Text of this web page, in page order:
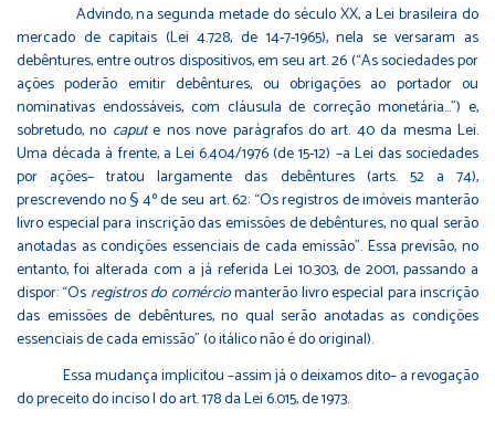
Advindo, na segunda metade do século XX, a Lei brasileira do
mercado de capitais (Lei 4.728, de 14-7-1965), nela se versaram as
debêntures, entre outros dispositivos, em seu art. 26 (“As sociedades por
ações poderão emitir debêntures, ou obrigações ao portador ou
nominativas endossáveis, com cláusula de correção monetária…”) e,
sobretudo, no capute nos nove parágrafos do art. 40 da mesma Lei.
Uma década à frente, a Lei 6.404/1976 (de 15-12) –a Lei das sociedades
por ações– tratou largamente das debêntures (arts. 52 a 74),
prescrevendo no § 4º de seu art. 62: “Os registros de imóveis manterão
livro especial para inscrição das emissões de debêntures, no qual serão
anotadas as condições essenciais de cada emissão”. Essa previsão, no
entanto, foi alterada com a já referida Lei 10.303, de 2001, passando a
dispor: “Os registros do comérciomanterão livro especial para inscrição
das emissões de debêntures, no qual serão anotadas as condições
essenciais de cada emissão” (o itálico não é do original).
Essa mudança implicitou –assim já o deixamos dito– a revogação
do preceito do inciso I do art. 178 da Lei 6.015, de 1973.